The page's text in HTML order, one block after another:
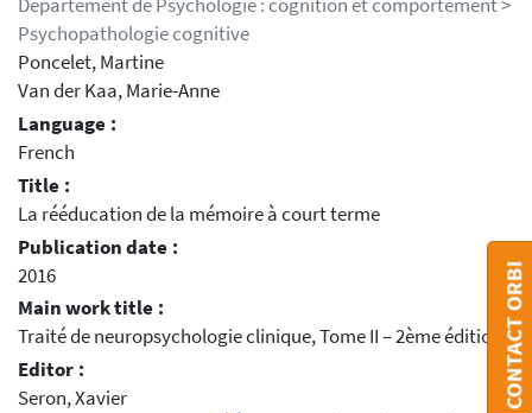
Département de Psychologie : cognition et comportement >
Psychopathologie cognitive
Poncelet, Martine
Van der Kaa, Marie-Anne
Language :
French
Title :
La rééducation de la mémoire à court terme
Publication date :
2016
Main work title :
Traité de neuropsychologie clinique, Tome II – 2ème édition
Editor :
Seron, Xavier
CONTACT ORBI